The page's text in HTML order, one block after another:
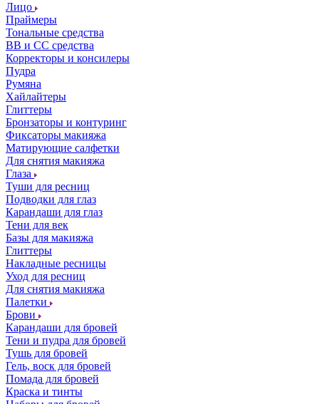
Лицо
Праймеры
Тональные средства
ВВ и СС средства
Корректоры и консилеры
Пудра
Румяна
Хайлайтеры
Глиттеры
Бронзаторы и контуринг
Фиксаторы макияжа
Матирующие салфетки
Для снятия макияжа
Глаза
Туши для ресниц
Подводки для глаз
Карандаши для глаз
Тени для век
Базы для макияжа
Глиттеры
Накладные ресницы
Уход для ресниц
Для снятия макияжа
Палетки
Брови
Карандаши для бровей
Тени и пудра для бровей
Тушь для бровей
Гель, воск для бровей
Помада для бровей
Краска и тинты